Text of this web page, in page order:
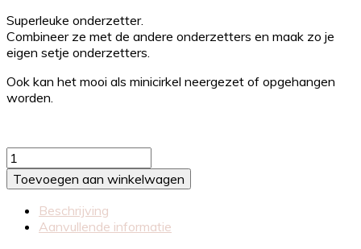
Superleuke onderzetter.
Combineer ze met de andere onderzetters en maak zo je
eigen setje onderzetters.
Ook kan het mooi als minicirkel neergezet of opgehangen
worden.
Onderzetter
jij
bent
waard
Toevoegen aan winkelwagen
Beschrijving
Aanvullende informatie